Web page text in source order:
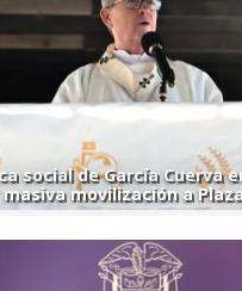
social de García Cuerva
movilización a